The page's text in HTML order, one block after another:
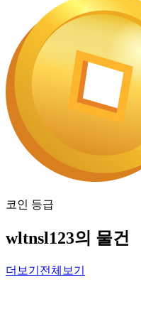
코인 등급
wltnsl123의 물건
더보기 전체보기